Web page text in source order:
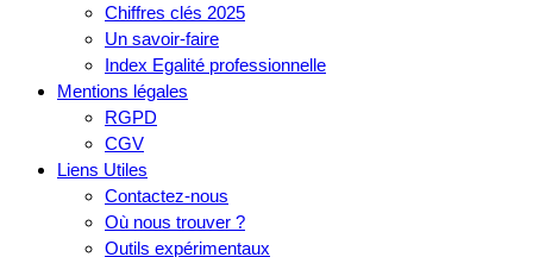
Chiffres clés 2025
Un savoir-faire
Index Egalité professionnelle
Mentions légales
RGPD
CGV
Liens Utiles
Contactez-nous
Où nous trouver ?
Outils expérimentaux